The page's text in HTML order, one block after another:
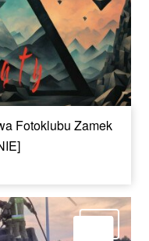
Fotoklubu Zamek